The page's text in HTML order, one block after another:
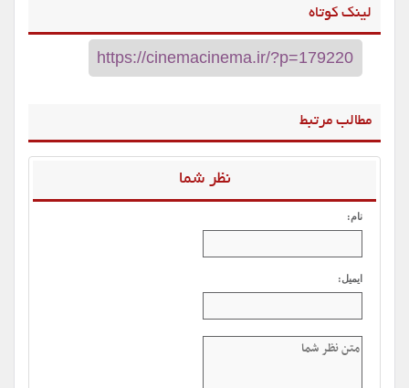
لینک کوتاه
مطالب مرتبط
نظر شما
نام:
ایمیل: